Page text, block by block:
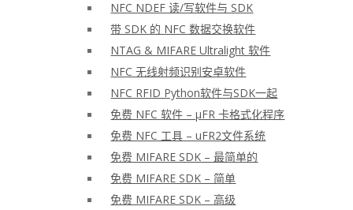
NFC NDEF 读/写软件与 SDK
带 SDK 的 NFC 数据交换软件
NTAG & MIFARE Ultralight 软件
NFC 无线射频识别安卓软件
NFC RFID Python软件与SDK一起
免费 NFC 软件 – μFR 卡格式化程序
免费 NFC 工具 – uFR2文件系统
免费 MIFARE SDK – 最简单的
免费 MIFARE SDK – 简单
免费 MIFARE SDK – 高级